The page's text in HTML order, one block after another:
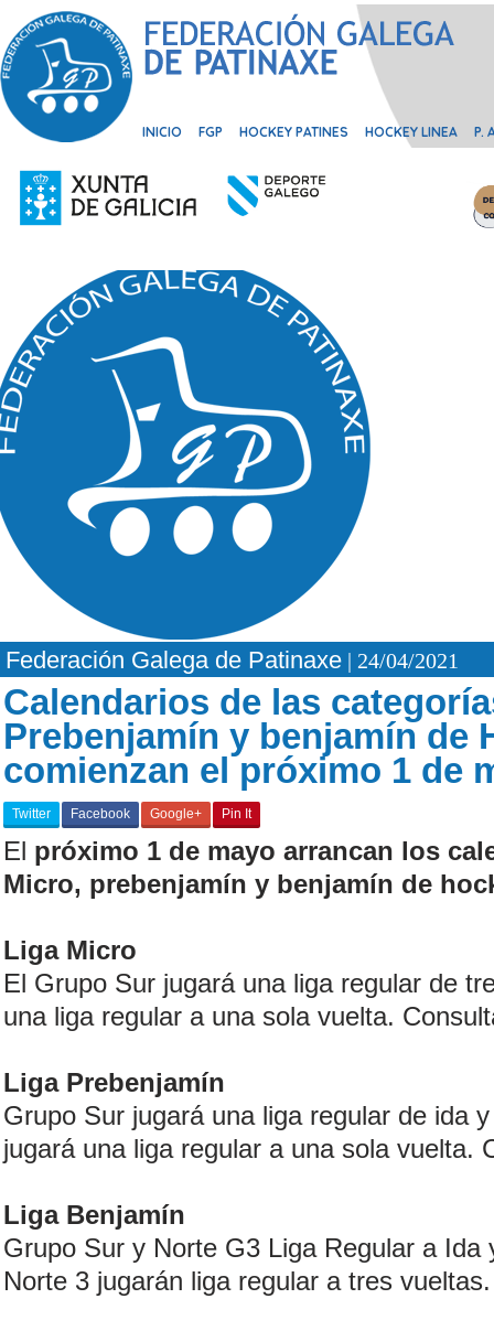
INICIO FGP HOCKEY PATINES HOCKEY LINEA P.
Federación Galega de Patinaxe | 24/04/2021
Calendarios de las
Prebenjamín y benjamín de
comienzan el próximo 1 de
Twitter Facebook Google+ Pin It
El próximo 1 de mayo arrancan los
Micro, prebenjamín y benjamín de
Liga Micro
El Grupo Sur jugará una liga regular de
una liga regular a una sola vuelta.
Liga Prebenjamín
Grupo Sur jugará una liga regular de ida
jugará una liga regular a una sola vuelta.
Liga Benjamín
Grupo Sur y Norte G3 Liga Regular a
Norte 3 jugarán liga regular a tres